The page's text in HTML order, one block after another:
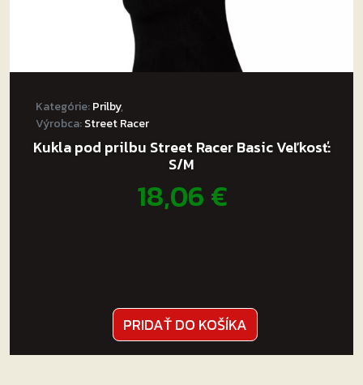
Kategórie:Prilby,
Výrobca:Street Racer
Kukla pod prilbu Street Racer Basic Veľkosť:
S/M
18,06€
PRIDAŤ DO KOŠÍKA